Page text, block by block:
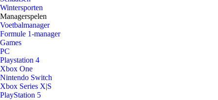
Wintersporten
Managerspelen
Voetbalmanager
Formule 1-manager
Games
PC
Playstation 4
Xbox One
Nintendo Switch
Xbox Series X|S
PlayStation 5